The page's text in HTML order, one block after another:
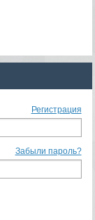
Регистрация
Забыли пароль?